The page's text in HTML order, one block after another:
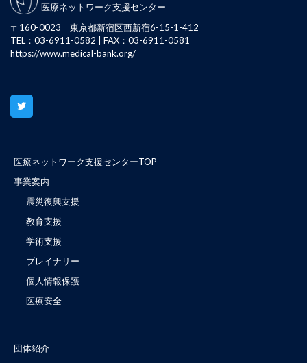
医療ネットワーク支援センター
〒160-0023 東京都新宿区西新宿6-15-1-412
TEL：03-6911-0582 | FAX：03-6911-0581
https://www.medical-bank.org/
医療ネットワーク支援センターTOP
事業案内
震災復興支援
教育支援
学術支援
ブレイナリー
個人情報保護
医療安全
団体紹介